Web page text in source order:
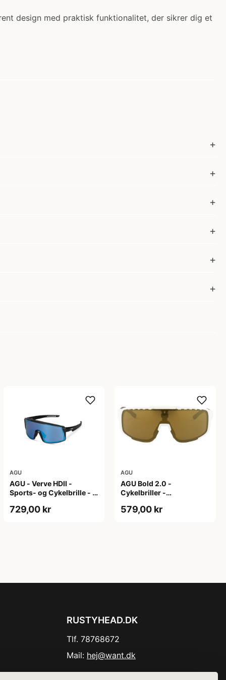
design med praktisk funktionalitet, der sikrer dig et
AGU
AGU - Verve HDII -
Sports- og Cykelbrille - 3
729,00 kr
AGU
AGU Bold 2.0 -
Cykelbriller -
579,00 kr
RUSTYHEAD.DK
Tlf. 78768672
Mail: hej@want.dk